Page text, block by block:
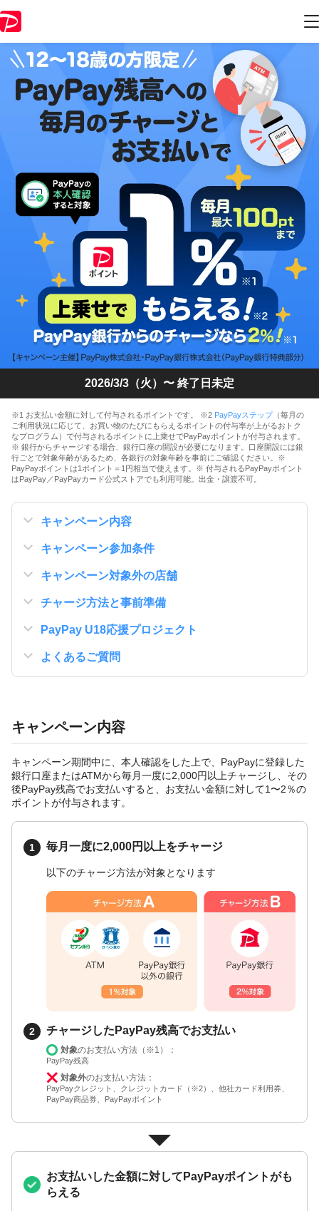
2026/3/3（火）〜 終了日未定
※1 お支払い金額に対して付与されるポイントです。 ※2 PayPayステップ（毎月の
ご利用状況に応じて、お買い物のたびにもらえるポイントの付与率が上がるおトク
なプログラム）で付与されるポイントに上乗せでPayPayポイントが付与されます。
※ 銀行からチャージする場合、銀行口座の開設が必要になります。口座開設には銀
行ごとで対象年齢があるため、各銀行の対象年齢を事前にご確認ください。※
PayPayポイントは1ポイント＝1円相当で使えます。※ 付与されるPayPayポイント
はPayPay／PayPayカード公式ストアでも利用可能。出金・譲渡不可。
キャンペーン内容
キャンペーン参加条件
キャンペーン対象外の店舗
チャージ方法と事前準備
PayPay U18応援プロジェクト
よくあるご質問
キャンペーン内容
キャンペーン期間中に、本人確認をした上で、PayPayに登録した
銀行口座またはATMから毎月一度に2,000円以上チャージし、その
後PayPay残高でお支払いすると、お支払い金額に対して1〜2％の
ポイントが付与されます。
毎月一度に2,000円以上をチャージ
以下のチャージ方法が対象となります
チャージしたPayPay残高でお支払い
対象のお支払い方法（※1）：
PayPay残高
対象外のお支払い方法：
PayPayクレジット、クレジットカード（※2）、他社カード利用券、
PayPay商品券、PayPayポイント
お支払いした金額に対してPayPayポイントがも
らえる